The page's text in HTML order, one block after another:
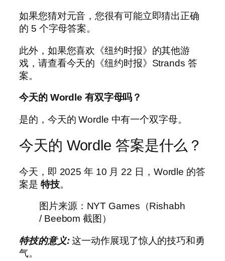
如果您猜对元音，您很有可能立即猜出正确
的 5 个字母答案。
此外，如果您喜欢《纽约时报》的其他游
戏，请查看今天的《纽约时报》Strands 答
案。
今天的 Wordle 有双字母吗？
是的，今天的 Wordle 中有一个双字母。
今天的 Wordle 答案是什么？
今天，即 2025 年 10 月 22 日，Wordle 的答
案是 特技。
图片来源：NYT Games（Rishabh
/ Beebom 截图）
特技的意义:这一动作展现了惊人的技巧和勇
气。